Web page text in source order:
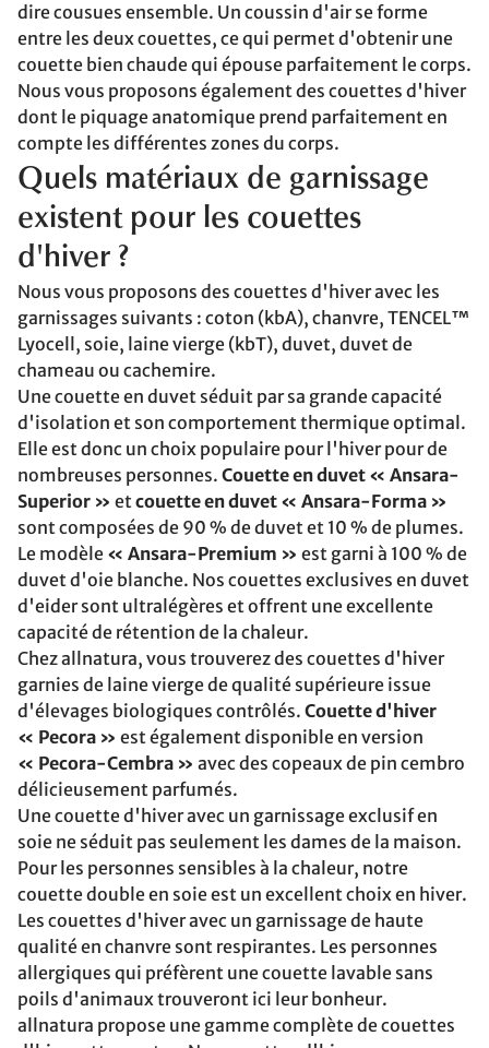
dire cousues ensemble. Un coussin d'air se forme
entre les deux couettes, ce qui permet d'obtenir une
couette bien chaude qui épouse parfaitement le corps.
Nous vous proposons également des couettes d'hiver
dont le piquage anatomique prend parfaitement en
compte les différentes zones du corps.
Quels matériaux de garnissage
existent pour les couettes
d'hiver ?
Nous vous proposons des couettes d'hiver avec les
garnissages suivants : coton (kbA), chanvre, TENCEL™
Lyocell, soie, laine vierge (kbT), duvet, duvet de
chameau ou cachemire.
Une couette en duvet séduit par sa grande capacité
d'isolation et son comportement thermique optimal.
Elle est donc un choix populaire pour l'hiver pour de
nombreuses personnes. Couette en duvet « Ansara-
Superior » etcouette en duvet « Ansara-Forma »
sont composées de 90 % de duvet et 10 % de plumes.
Le modèle « Ansara-Premium » est garni à 100 % de
duvet d'oie blanche. Nos couettes exclusives en duvet
d'eider sont ultralégères et offrent une excellente
capacité de rétention de la chaleur.
Chez allnatura, vous trouverez des couettes d'hiver
garnies de laine vierge de qualité supérieure issue
d'élevages biologiques contrôlés. Couette d'hiver
« Pecora » est également disponible en version
« Pecora-Cembra » avec des copeaux de pin cembro
délicieusement parfumés.
Une couette d'hiver avec un garnissage exclusif en
soie ne séduit pas seulement les dames de la maison.
Pour les personnes sensibles à la chaleur, notre
couette double en soie est un excellent choix en hiver.
Les couettes d'hiver avec un garnissage de haute
qualité en chanvre sont respirantes. Les personnes
allergiques qui préfèrent une couette lavable sans
poils d'animaux trouveront ici leur bonheur.
allnatura propose une gamme complète de couettes